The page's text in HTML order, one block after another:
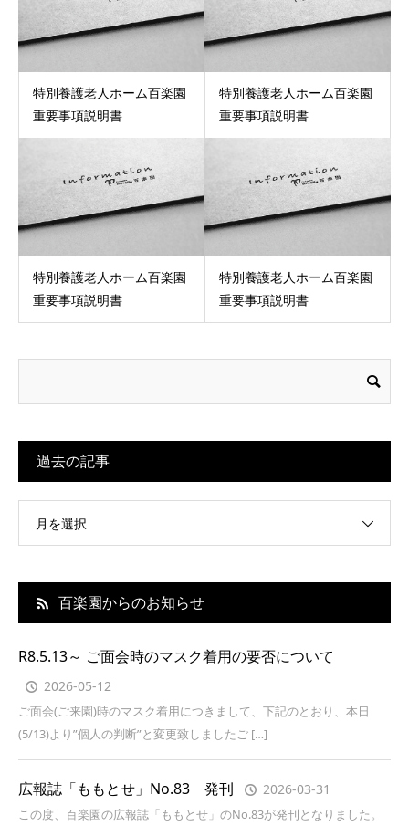
特別養護老人ホーム百楽園
重要事項説明書
特別養護老人ホーム百楽園
重要事項説明書
特別養護老人ホーム百楽園
重要事項説明書
特別養護老人ホーム百楽園
重要事項説明書
過去の記事
月を選択
百楽園からのお知らせ
R8.5.13～ ご面会時のマスク着用の要否について
2026-05-12
ご面会(ご来園)時のマスク着用につきまして、下記のとおり、本日
(5/13)より”個人の判断”と変更致しましたご […]
広報誌「ももとせ」No.83 発刊 2026-03-31
この度、百楽園の広報誌「ももとせ」のNo.83が発刊となりました。